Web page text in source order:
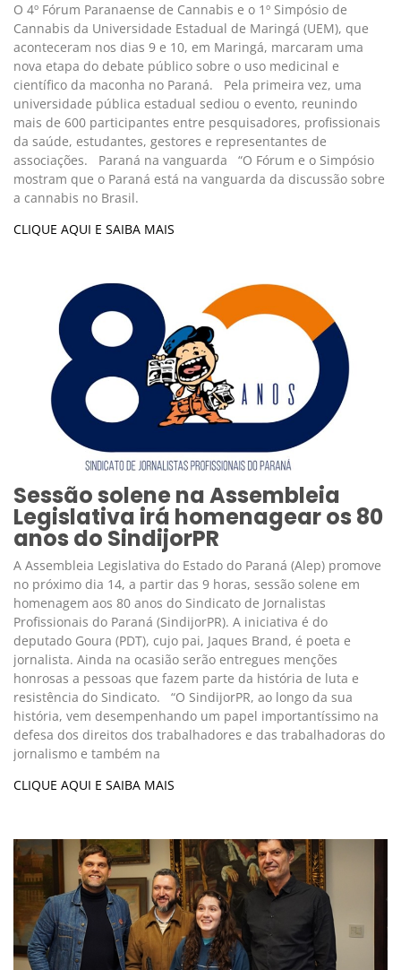
O 4º Fórum Paranaense de Cannabis e o 1º Simpósio de
Cannabis da Universidade Estadual de Maringá (UEM), que
aconteceram nos dias 9 e 10, em Maringá, marcaram uma
nova etapa do debate público sobre o uso medicinal e
científico da maconha no Paraná. Pela primeira vez, uma
universidade pública estadual sediou o evento, reunindo
mais de 600 participantes entre pesquisadores, profissionais
da saúde, estudantes, gestores e representantes de
associações. Paraná na vanguarda “O Fórum e o Simpósio
mostram que o Paraná está na vanguarda da discussão sobre
a cannabis no Brasil.
CLIQUE AQUI E SAIBA MAIS
Sessão solene na Assembleia
Legislativa irá homenagear os 80
anos do SindijorPR
A Assembleia Legislativa do Estado do Paraná (Alep) promove
no próximo dia 14, a partir das 9 horas, sessão solene em
homenagem aos 80 anos do Sindicato de Jornalistas
Profissionais do Paraná (SindijorPR). A iniciativa é do
deputado Goura (PDT), cujo pai, Jaques Brand, é poeta e
jornalista. Ainda na ocasião serão entregues menções
honrosas a pessoas que fazem parte da história de luta e
resistência do Sindicato. “O SindijorPR, ao longo da sua
história, vem desempenhando um papel importantíssimo na
defesa dos direitos dos trabalhadores e das trabalhadoras do
jornalismo e também na
CLIQUE AQUI E SAIBA MAIS